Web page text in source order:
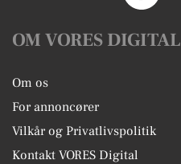
OM VORES DIGITAL
Om os
For annoncører
Vilkår og Privatlivspolitik
Kontakt VORES Digital